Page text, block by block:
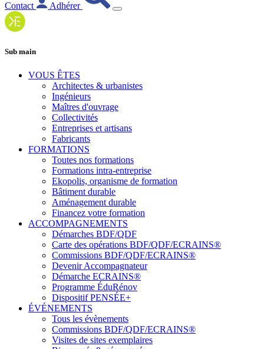
Contact Adhérer
Sub main
VOUS ÊTES
Architectes & urbanistes
Ingénieurs
Maîtres d'ouvrage
Collectivités
Entreprises et artisans
Fabricants
FORMATIONS
Toutes nos formations
Formations intra-entreprise
Ekopolis, organisme de formation
Bâtiment durable
Aménagement durable
Financez votre formation
ACCOMPAGNEMENTS
Démarches BDF/QDF
Carte des opérations BDF/QDF/ECRAINS®
Commissions BDF/QDF/ECRAINS®
Devenir Accompagnateur
Démarche ECRAINS®
Programme ÉduRénov
Dispositif PENSÉE+
ÉVÉNEMENTS
Tous les évènements
Commissions BDF/QDF/ECRAINS®
Visites de sites exemplaires